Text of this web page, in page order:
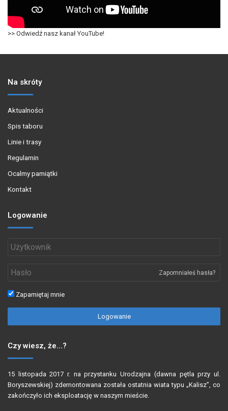
>> Odwiedź nasz kanał YouTube!
Na skróty
Aktualności
Spis taboru
Linie i trasy
Regulamin
Ocalmy pamiątki
Kontakt
Logowanie
Zapomniałeś hasła?
Zapamiętaj mnie
Logowanie
Czy wiesz, że…?
15 listopada 2017 r. na przystanku Urodzajna (dawna pętla przy ul.
Boryszewskiej) zdemontowana została ostatnia wiata typu „Kalisz”, co
zakończyło ich eksploatację w naszym mieście.